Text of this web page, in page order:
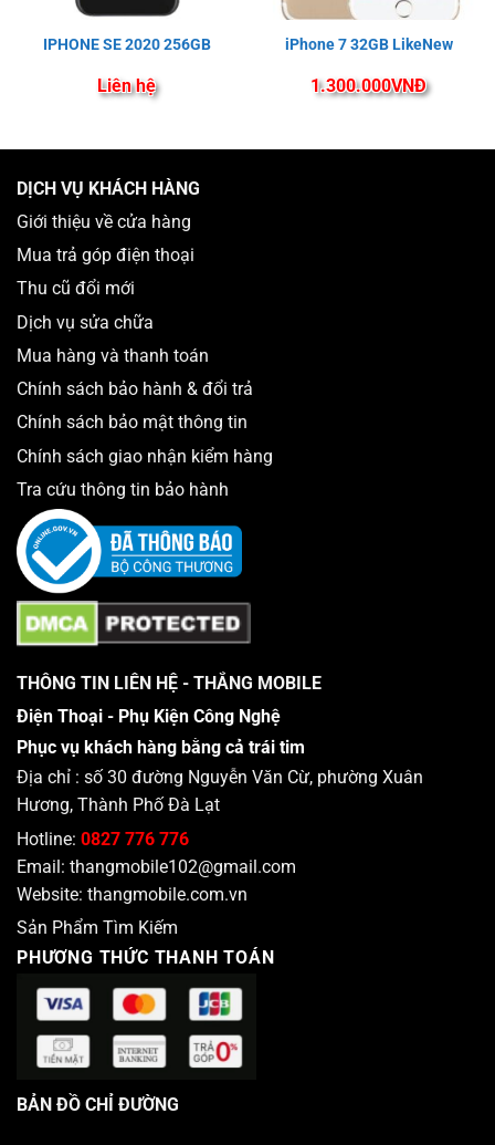
IPHONE SE 2020 256GB
Liên hệ
iPhone 7 32GB LikeNew
1.300.000VNĐ
DỊCH VỤ KHÁCH HÀNG
Giới thiệu về cửa hàng
Mua trả góp điện thoại
Thu cũ đổi mới
Dịch vụ sửa chữa
Mua hàng và thanh toán
Chính sách bảo hành & đổi trả
Chính sách bảo mật thông tin
Chính sách giao nhận kiểm hàng
Tra cứu thông tin bảo hành
THÔNG TIN LIÊN HỆ - THẮNG MOBILE
Điện Thoại - Phụ Kiện Công Nghệ
Phục vụ khách hàng bằng cả trái tim
Địa chỉ : số 30 đường Nguyễn Văn Cừ, phường Xuân
Hương, Thành Phố Đà Lạt
Hotline: 0827 776 776
Email: thangmobile102@gmail.com
Website: thangmobile.com.vn
Sản Phẩm Tìm Kiếm
PHƯƠNG THỨC THANH TOÁN
BẢN ĐỒ CHỈ ĐƯỜNG